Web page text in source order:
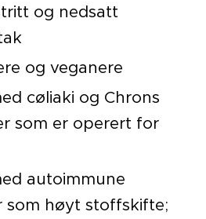
og nedsatt
og veganere
cøliaki og Chrons
som er operert for
autoimmune
som høyt stoffskifte;